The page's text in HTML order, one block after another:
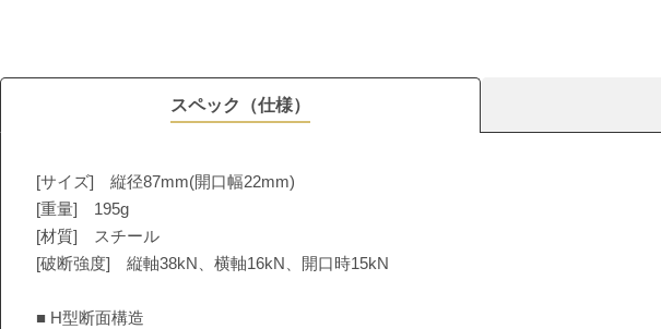
スペック（仕様）
[サイズ] 縦径87mm(開口幅22mm)
[重量] 195g
[材質] スチール
[破断強度] 縦軸38kN、横軸16kN、開口時15kN
■ H型断面構造